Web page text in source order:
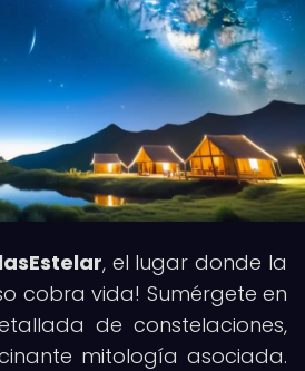
, el lugar donde la
cobra vida! Sumérgete en
de constelaciones,
mitología asociada.